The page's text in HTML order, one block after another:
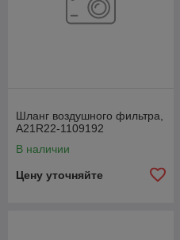
Шланг воздушного фильтра,
А21R22-1109192
В наличии
Цену уточняйте